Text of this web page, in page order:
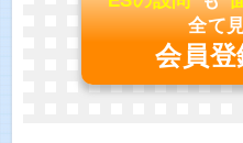
全て
会員登